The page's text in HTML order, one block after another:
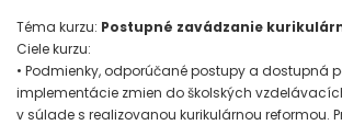
Téma kurzu: Postupné zavádzanie
Ciele kurzu:
• Podmienky, odporúčané postupy a dostupná
implementácie zmien do školských
v súlade s realizovanou kurikulárnou reformou.